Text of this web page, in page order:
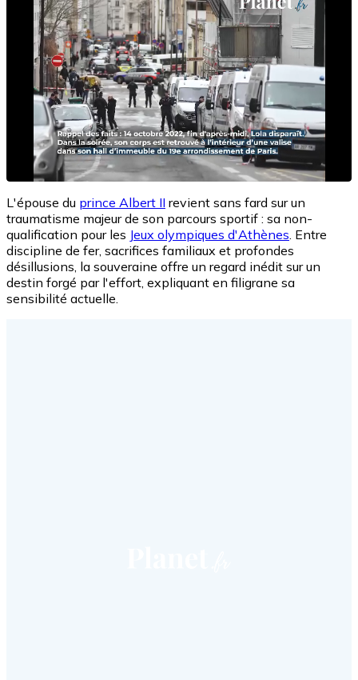
L'épouse du prince Albert II revient sans fard sur un
traumatisme majeur de son parcours sportif : sa non-
qualification pour les Jeux olympiques d'Athènes . Entre
discipline de fer, sacrifices familiaux et profondes
désillusions, la souveraine offre un regard inédit sur un
destin forgé par l'effort, expliquant en filigrane sa
sensibilité actuelle.